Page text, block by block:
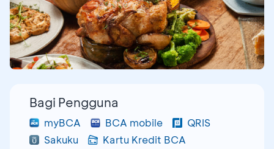
Bagi Pengguna
myBCA BCA mobile
QRIS
Sakuku
Kartu Kredit BCA